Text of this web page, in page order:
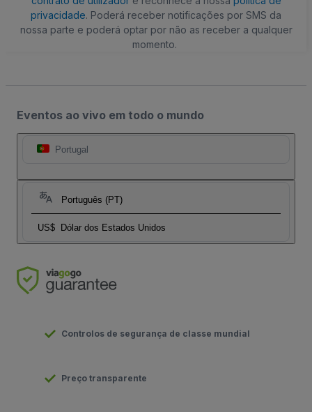
privacidade. Poderá receber notificações por SMS da
nossa parte e poderá optar por não as receber a qualquer
momento.
Eventos ao vivo em todo o mundo
Portugal
Português (PT)
US$ Dólar dos Estados Unidos
Controlos de segurança de classe mundial
Preço transparente